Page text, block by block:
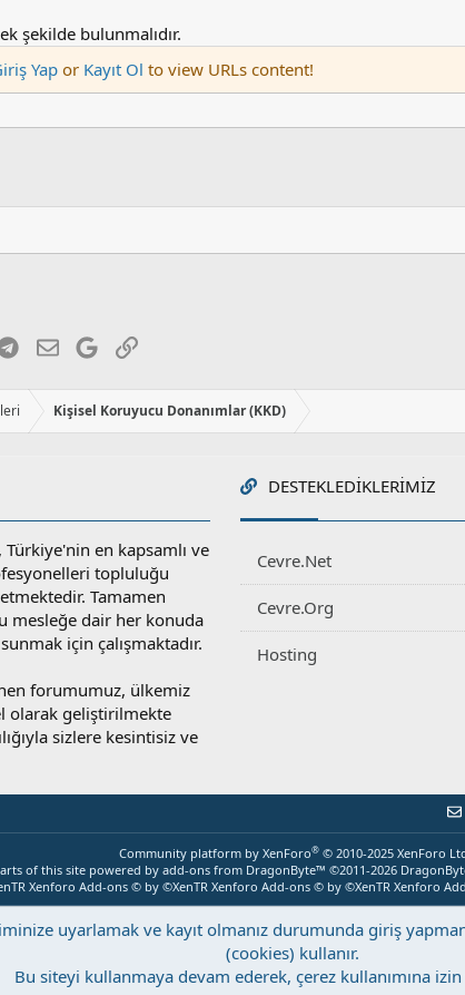
şekilde bulunmalıdır.
Yapor Kayıt Ol to view URLs content!
Telegram
E-postaGoogleLink
Kişisel Koruyucu Donanımlar (KKD)
Türkiye'nin en kapsamlı ve
topluluğu
Tamamen
mesleğe dair her konuda
için çalışmaktadır.
forumumuz, ülkemiz
olarak geliştirilmekte
sizlere kesintisiz ve
DESTEKLEDIKLERIMIZ
Cevre.Net
Cevre.Org
Hosting
Community platform by XenForo® © 2010-2025 XenForo
of this site powered byadd-ons from DragonByte™ ©2011-2026
Xenforo Add-ons © by ©XenTR Xenforo Add-ons © by ©XenTR Xenforo
uyarlamak ve kayıt olmanız durumunda giriş
(cookies) kullanır.
Bu siteyi kullanmaya devam ederek, çerez kullanımına